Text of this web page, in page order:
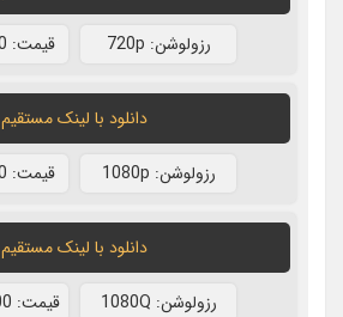
رزولوشن: 720p قيمت: 8500 تومان
دانلود با لينک مستقيم
رزولوشن: 1080p قيمت: 9500 تومان
دانلود با لينک مستقيم
رزولوشن: 1080Q قيمت: 10000 تومان